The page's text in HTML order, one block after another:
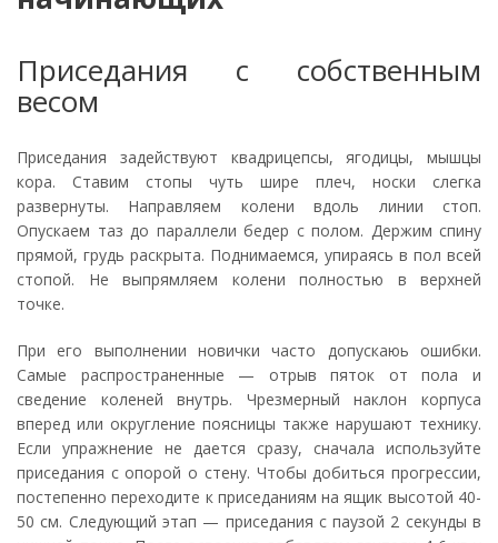
Приседания с собственным
весом
Приседания задействуют квадрицепсы, ягодицы, мышцы
кора. Ставим стопы чуть шире плеч, носки слегка
развернуты. Направляем колени вдоль линии стоп.
Опускаем таз до параллели бедер с полом. Держим спину
прямой, грудь раскрыта. Поднимаемся, упираясь в пол всей
стопой. Не выпрямляем колени полностью в верхней
точке.
При его выполнении новички часто допускаюь ошибки.
Самые распространенные — отрыв пяток от пола и
сведение коленей внутрь. Чрезмерный наклон корпуса
вперед или округление поясницы также нарушают технику.
Если упражнение не дается сразу, сначала используйте
приседания с опорой о стену. Чтобы добиться прогрессии,
постепенно переходите к приседаниям на ящик высотой 40-
50 см. Следующий этап — приседания с паузой 2 секунды в